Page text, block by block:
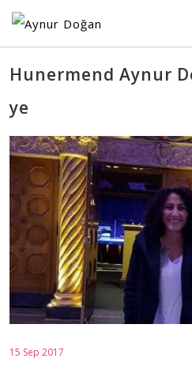
MÛZÎK
WÊNE
VÎDEO
Hunermend Aynur
ye
15 Sep 2017